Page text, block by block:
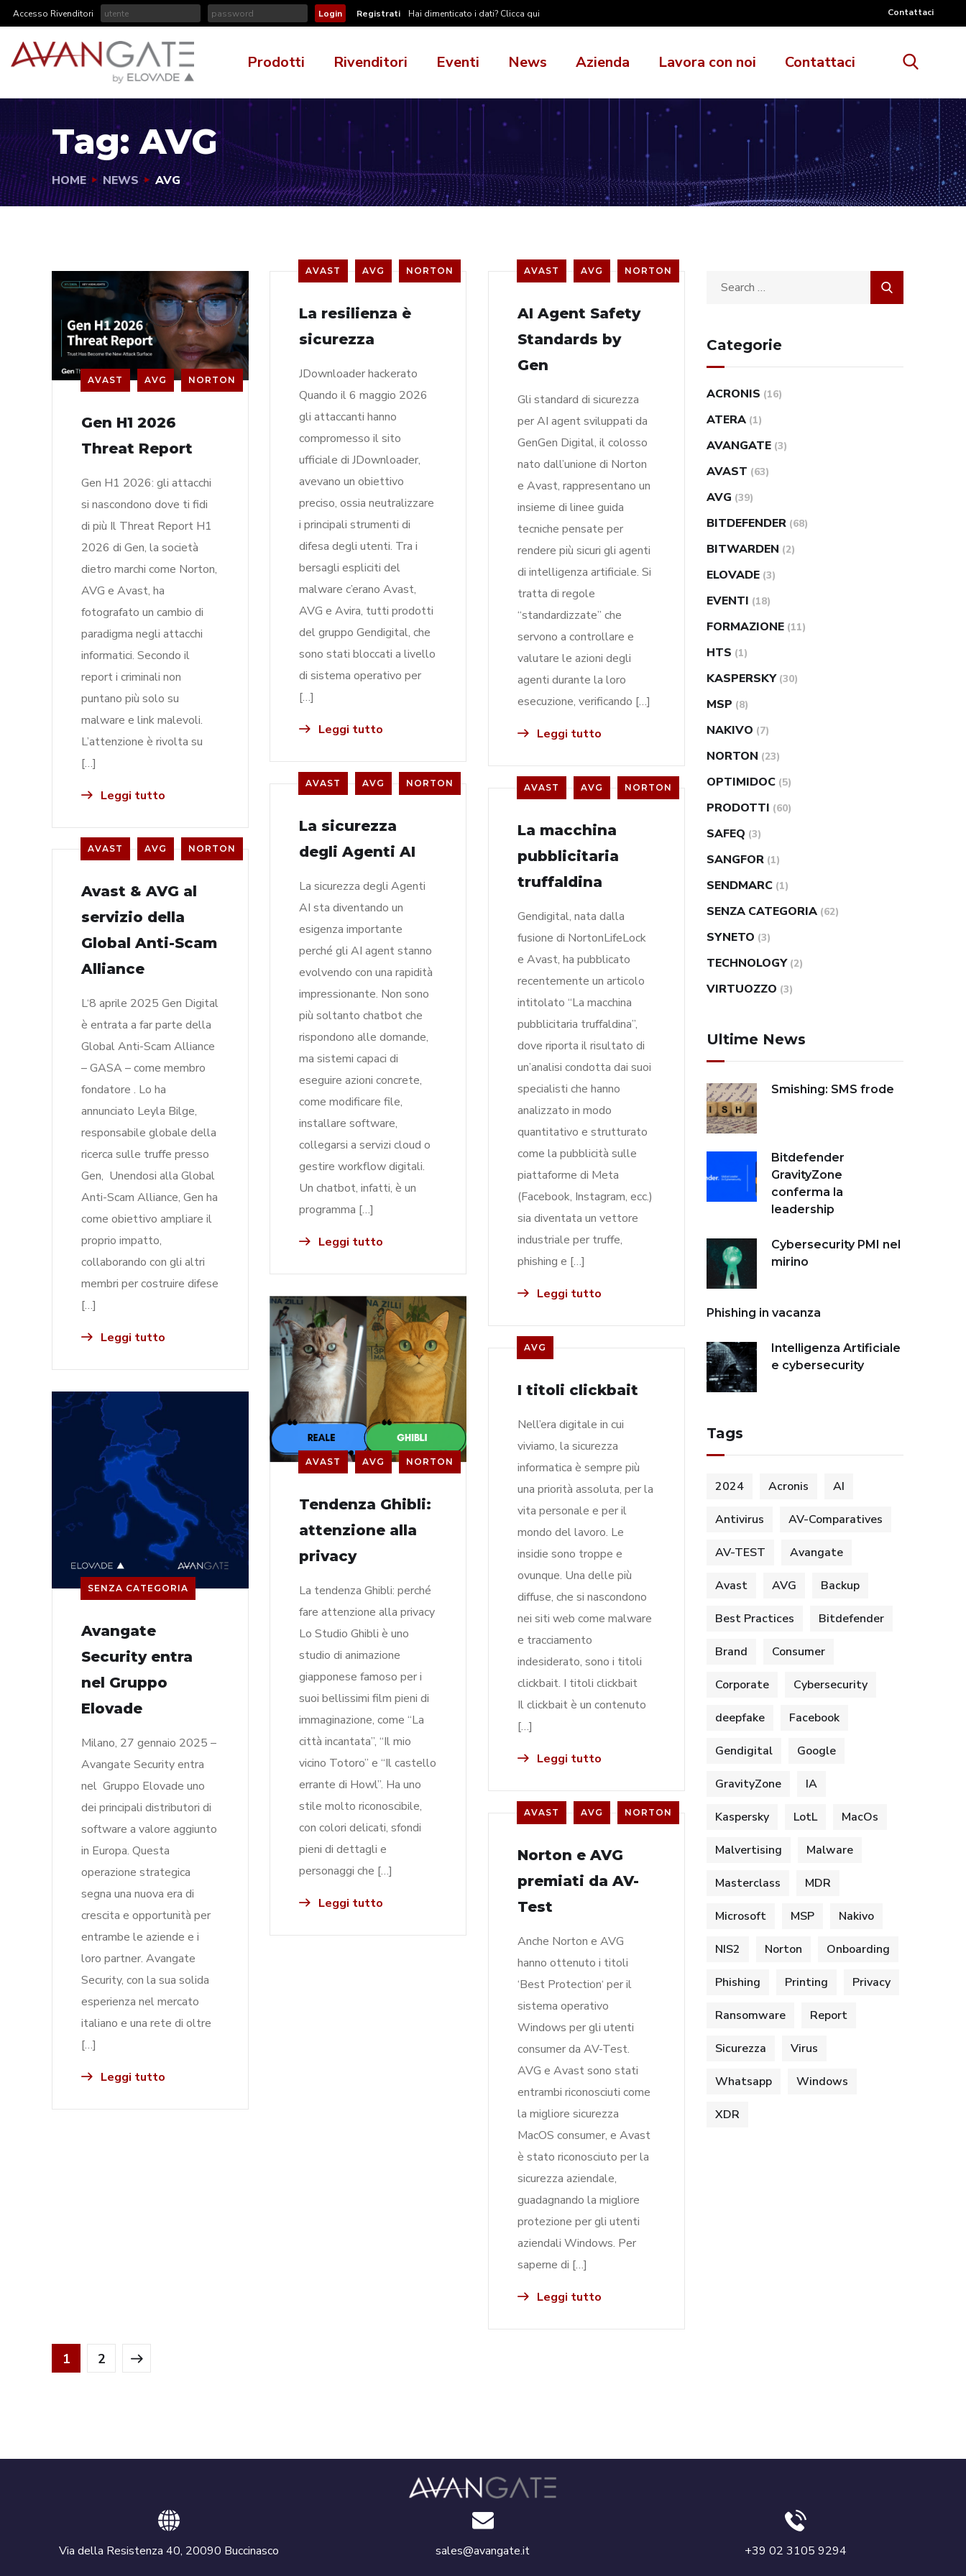
Accesso Rivenditori Registrati Hai dimenticato i dati? Clicca qui Contattaci
Prodotti Rivenditori Eventi News Azienda Lavora con noi Contattaci
Tag:AVG
HOME NEWS AVG
AVAST AVG NORTON
Gen H1 2026
Threat Report
Gen H1 2026: gli attacchi
si nascondono dove ti fidi
di più Il Threat Report H1
2026 di Gen, la società
dietro marchi come Norton,
AVG e Avast, ha
fotografato un cambio di
paradigma negli attacchi
informatici. Secondo il
report i criminali non
puntano più solo su
malware e link malevoli.
L’attenzione è rivolta su
[…]
Leggi tutto
AVAST AVG NORTON
La resilienza è
sicurezza
JDownloader hackerato
Quando il 6 maggio 2026
gli attaccanti hanno
compromesso il sito
ufficiale di JDownloader,
avevano un obiettivo
preciso, ossia neutralizzare
i principali strumenti di
difesa degli utenti. Tra i
bersagli espliciti del
malware c’erano Avast,
AVG e Avira, tutti prodotti
del gruppo Gendigital, che
sono stati bloccati a livello
di sistema operativo per
[…]
Leggi tutto
AVAST AVG NORTON
AI Agent Safety
Standards by
Gen
Gli standard di sicurezza
per AI agent sviluppati da
GenGen Digital, il colosso
nato dall’unione di Norton
e Avast, rappresentano un
insieme di linee guida
tecniche pensate per
rendere più sicuri gli agenti
di intelligenza artificiale. Si
tratta di regole
“standardizzate” che
servono a controllare e
valutare le azioni degli
agenti durante la loro
esecuzione, verificando […]
Leggi tutto
AVAST AVG NORTON
La sicurezza
degli Agenti AI
La sicurezza degli Agenti
AI sta diventando un
esigenza importante
perché gli AI agent stanno
evolvendo con una rapidità
impressionante. Non sono
più soltanto chatbot che
rispondono alle domande,
ma sistemi capaci di
eseguire azioni concrete,
come modificare file,
installare software,
collegarsi a servizi cloud o
gestire workflow digitali.
Un chatbot, infatti, è un
programma […]
Leggi tutto
AVAST AVG NORTON
La macchina
pubblicitaria
truffaldina
Gendigital, nata dalla
fusione di NortonLifeLock
e Avast, ha pubblicato
recentemente un articolo
intitolato “La macchina
pubblicitaria truffaldina”,
dove riporta il risultato di
un’analisi condotta dai suoi
specialisti che hanno
analizzato in modo
quantitativo e strutturato
come la pubblicità sulle
piattaforme di Meta
(Facebook, Instagram, ecc.)
sia diventata un vettore
industriale per truffe,
phishing e […]
Leggi tutto
AVAST AVG NORTON
Avast & AVG al
servizio della
Global Anti-Scam
Alliance
L‘8 aprile 2025​ Gen Digital
è entrata a far parte della
Global Anti-Scam Alliance
– GASA – come membro
fondatore . Lo ha
annunciato Leyla Bilge,
responsabile globale della
ricerca sulle truffe presso
Gen, Unendosi alla Global
Anti-Scam Alliance, Gen ha
come obiettivo ampliare il
proprio impatto,
collaborando con gli altri
membri per costruire difese
[…]
Leggi tutto
AVAST AVG NORTON
Tendenza Ghibli:
attenzione alla
privacy
La tendenza Ghibli: perché
fare attenzione alla privacy
Lo Studio Ghibli è uno
studio di animazione
giapponese famoso per i
suoi bellissimi film pieni di
immaginazione, come “La
città incantata”, “Il mio
vicino Totoro” e “Il castello
errante di Howl”. Ha uno
stile molto riconoscibile,
con colori delicati, sfondi
pieni di dettagli e
personaggi che […]
Leggi tutto
AVG
I titoli clickbait
Nell’era digitale in cui
viviamo, la sicurezza
informatica è sempre più
una priorità assoluta, per la
vita personale e per il
mondo del lavoro. Le
insidie sono troppe e
ovunque. Una delle più
diffuse, che si nascondono
nei siti web come malware
e tracciamento
indesiderato, sono i titoli
clickbait. I titoli clickbait
Il clickbait è un contenuto
[…]
Leggi tutto
SENZA CATEGORIA
Avangate
Security entra
nel Gruppo
Elovade
Milano, 27 gennaio 2025 –
Avangate Security entra
nel Gruppo Elovade uno
dei principali distributori di
software a valore aggiunto
in Europa. Questa
operazione strategica
segna una nuova era di
crescita e opportunità per
entrambe le aziende e i
loro partner. Avangate
Security, con la sua solida
esperienza nel mercato
italiano e una rete di oltre
[…]
Leggi tutto
AVAST AVG NORTON
Norton e AVG
premiati da AV-
Test
Anche Norton e AVG
hanno ottenuto i titoli
‘Best Protection‘ per il
sistema operativo
Windows per gli utenti
consumer da AV-Test.
AVG e Avast sono stati
entrambi riconosciuti come
la migliore sicurezza
MacOS consumer, e Avast
è stato riconosciuto per la
sicurezza aziendale,
guadagnando la migliore
protezione per gli utenti
aziendali Windows. Per
saperne di […]
Leggi tutto
1 2
Categorie
ACRONIS (16)
ATERA (1)
AVANGATE (3)
AVAST (63)
AVG (39)
BITDEFENDER (68)
BITWARDEN (2)
ELOVADE (3)
EVENTI (18)
FORMAZIONE (11)
HTS (1)
KASPERSKY (30)
MSP (8)
NAKIVO (7)
NORTON (23)
OPTIMIDOC (5)
PRODOTTI (60)
SAFEQ (3)
SANGFOR (1)
SENDMARC (1)
SENZA CATEGORIA (62)
SYNETO (3)
TECHNOLOGY (2)
VIRTUOZZO (3)
Ultime News
Smishing: SMS frode
Bitdefender
GravityZone
conferma la
leadership
Cybersecurity PMI nel
mirino
Phishing in vacanza
Intelligenza Artificiale
e cybersecurity
Tags
2024 Acronis AI
Antivirus AV-Comparatives
AV-TEST Avangate
Avast AVG Backup
Best Practices Bitdefender
Brand Consumer
Corporate Cybersecurity
deepfake Facebook
Gendigital Google
GravityZone IA
Kaspersky LotL MacOs
Malvertising Malware
Masterclass MDR
Microsoft MSP Nakivo
NIS2 Norton Onboarding
Phishing Printing Privacy
Ransomware Report
Sicurezza Virus
Whatsapp Windows
XDR
Via della Resistenza 40, 20090 Buccinasco sales@avangate.it +39 02 3105 9294